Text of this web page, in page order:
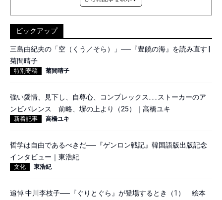
ピックアップ
三島由紀夫の「空（くう／そら）」──『豊饒の海』を読み直す |
菊間晴子
特別寄稿 菊間晴子
強い愛情、見下し、自尊心、コンプレックス……ストーカーのア
ンビバレンス 前略、塀の上より（25）｜高橋ユキ
新着記事 高橋ユキ
哲学は自由であるべきだ──『ゲンロン戦記』韓国語版出版記念
インタビュー｜東浩紀
文化 東浩紀
追悼 中川李枝子──『ぐりとぐら』が登場するとき（1） 絵本